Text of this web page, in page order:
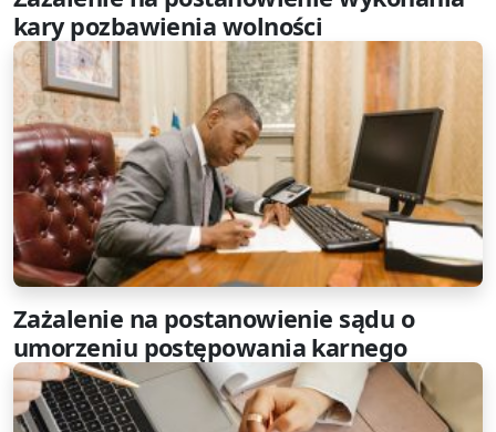
kary pozbawienia wolności
Zażalenie na postanowienie sądu o
umorzeniu postępowania karnego